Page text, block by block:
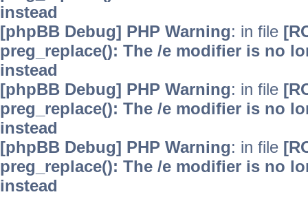
instead
[phpBB Debug] PHP Warning: in file
preg_replace(): The /e modifier is no
instead
[phpBB Debug] PHP Warning: in file
preg_replace(): The /e modifier is no
instead
[phpBB Debug] PHP Warning: in file
preg_replace(): The /e modifier is no
instead